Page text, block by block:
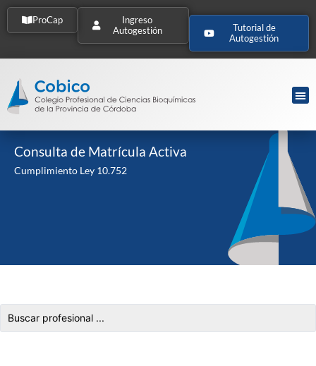
ProCap
Ingreso
Autogestión
Tutorial de
Autogestión
Consulta de Matrícula Activa
Cumplimiento Ley 10.752